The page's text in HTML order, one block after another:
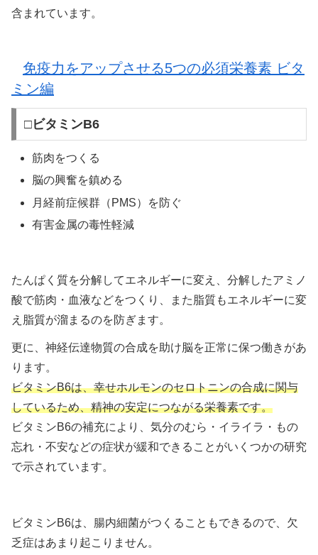
含まれています。
免疫力をアップさせる5つの必須栄養素 ビタ
ミン編
□ビタミンB6
筋肉をつくる
脳の興奮を鎮める
月経前症候群（PMS）を防ぐ
有害金属の毒性軽減
たんぱく質を分解してエネルギーに変え、分解したアミノ
酸で筋肉・血液などをつくり、また脂質もエネルギーに変
え脂質が溜まるのを防ぎます。
更に、神経伝達物質の合成を助け脳を正常に保つ働きがあ
ります。
ビタミンB6は、幸せホルモンのセロトニンの合成に関与
しているため、精神の安定につながる栄養素です。
ビタミンB6の補充により、気分のむら・イライラ・もの
忘れ・不安などの症状が緩和できることがいくつかの研究
で示されています。
ビタミンB6は、腸内細菌がつくることもできるので、欠
乏症はあまり起こりません。